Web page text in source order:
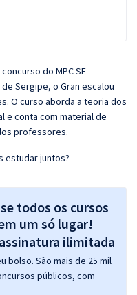
do MPC SE -
Sergipe, o Gran escalou
O curso aborda a teoria dos
e conta com material de
professores.
estudar juntos?
todos os cursos
um só lugar!
bolso. São mais de 25 mil
públicos, com